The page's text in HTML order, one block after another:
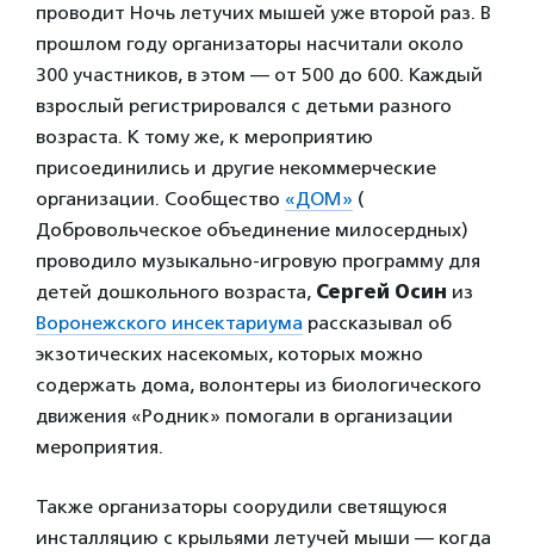
проводит Ночь летучих мышей уже второй раз. В
прошлом году организаторы насчитали около
300 участников, в этом — от 500 до 600. Каждый
взрослый регистрировался с детьми разного
возраста. К тому же, к мероприятию
присоединились и другие некоммерческие
организации. Сообщество «ДОМ» (
Добровольческое объединение милосердных)
проводило музыкально-игровую программу для
детей дошкольного возраста, Сергей Осин из
Воронежского инсектариума рассказывал об
экзотических насекомых, которых можно
содержать дома, волонтеры из биологического
движения «Родник» помогали в организации
мероприятия.
Также организаторы соорудили светящуюся
инсталляцию с крыльями летучей мыши — когда